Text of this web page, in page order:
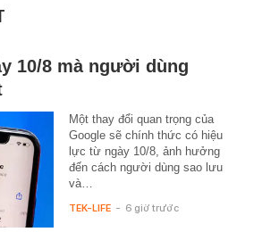
10/8 mà người dùng
Một thay đổi quan trọng của
Google sẽ chính thức có hiệu
lực từ ngày 10/8, ảnh hưởng
đến cách người dùng sao lưu
và…
TEK-LIFE - 6 giờ trước